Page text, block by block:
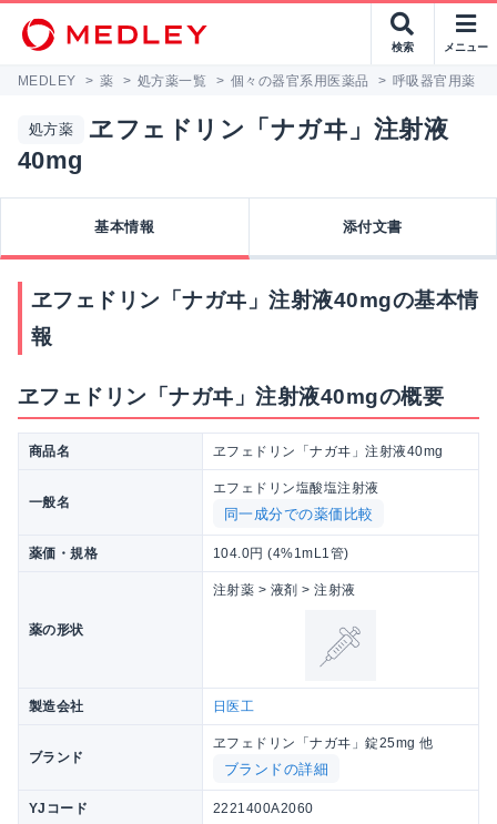
検索 メニュー
MEDLEY > 薬 > 処方薬一覧 > 個々の器官系用医薬品 > 呼吸器官用薬
処方薬
ヱフェドリン「ナガヰ」注射液
40mg
基本情報 添付文書
ヱフェドリン「ナガヰ」注射液40mgの基本情
報
ヱフェドリン「ナガヰ」注射液40mgの概要
商品名 ヱフェドリン「ナガヰ」注射液40mg
一般名
エフェドリン塩酸塩注射液
同一成分での薬価比較
薬価・規格 104.0円 (4%1mL1管)
薬の形状
注射薬 > 液剤 > 注射液
製造会社 日医工
ブランド
ヱフェドリン「ナガヰ」錠25mg 他
ブランドの詳細
YJコード 2221400A2060